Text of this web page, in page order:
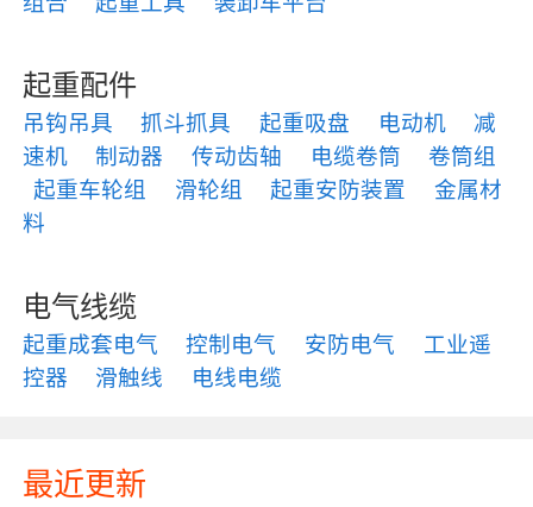
起重配件
吊钩吊具 抓斗抓具 起重吸盘 电动机
减
速机
制动器 传动齿轴 电缆卷筒
卷筒组
起重车轮组
滑轮组 起重安防装置
金属材
料
电气线缆
起重成套电气 控制电气 安防电气
工业遥
控器
滑触线 电线电缆
最近更新